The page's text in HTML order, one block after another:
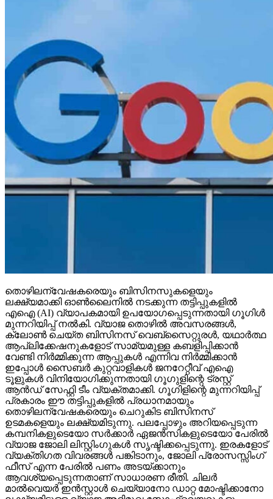
തൊഴിലന്വേഷകരെയും ബിസിനസുകളെയും
ലക്ഷ്യമാക്കി ഓണ്‍ലൈനില്‍ നടക്കുന്ന തട്ടിപ്പുകളില്‍
എഐ (AI) വ്യാപകമായി ഉപയോഗപ്പെടുന്നതായി ഗൂഗിള്‍
മുന്നറിയിപ്പ് നല്‍കി. വ്യാജ തൊഴില്‍ അവസരങ്ങള്‍,
ക്ലോണ്‍ ചെയ്ത ബിസിനസ് വെബ്‌സൈറ്റുരള്‍, യഥാര്‍ത്ഥ
ആപ്ലിക്കേഷനുകളോട് സാമ്യമുള്ള കബളിപ്പിക്കാന്‍
വേണ്ടി നിര്‍മ്മിക്കുന്ന ആപ്പുകള്‍ എന്നിവ നിര്‍മ്മിക്കാന്‍
ഇപ്പോള്‍ സൈബര്‍ കുറ്റവാളികള്‍ ജനറേറ്റീവ് എഐ
ടൂളുകള്‍ വിനിയോഗിക്കുന്നതായി ഗൂഗുളിന്റെ ട്രസ്റ്റ്
ആന്‍ഡ് സേഫ്റ്റി ടീം വ്യക്തമാക്കി. ഗൂഗിളിന്റെ മുന്നറിയിപ്പ്
പ്രകാരം ഈ തട്ടിപ്പുകളില്‍ പ്രധാനമായും
തൊഴിലന്വേഷകരെയും ചെറുകിട ബിസിനസ്
ഉടമകളെയും ലക്ഷ്യമിടുന്നു. പലപ്പോഴും അറിയപ്പെടുന്ന
കമ്പനികളുടെയോ സര്‍ക്കാര്‍ ഏജന്‍സികളുടെയോ പേരില്‍
വ്യാജ ജോലി ലിസ്റ്റിംഗുകള്‍ സൃഷ്ടിക്കപ്പെടുന്നു. ഇരകളോട്
വ്യക്തിഗത വിവരങ്ങള്‍ പങ്കിടാനും, ജോലി പ്രോസസ്സിംഗ്
ഫീസ് എന്ന പേരില്‍ പണം അടയ്ക്കാനും
ആവശ്യപ്പെടുന്നതാണ് സാധാരണ രീതി. ചിലര്‍
മാല്‍വെയര്‍ ഇന്‍സ്റ്റാള്‍ ചെയ്യാനോ ഡാറ്റ മോഷ്ടിക്കാനോ